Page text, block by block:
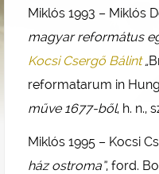
Miklós 1993 – Miklós
magyar református
Kocsi Csergő Bálint„
reformatarum in
műve 1677-ből, h. n.,
Miklós 1995 – Kocsi
ház ostroma”, ford.